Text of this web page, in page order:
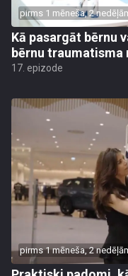
pirms 1 mēneša, 2
Kā pasargāt bērnu
bērnu traumatisma
17. epizode
pirms 1 mēneša, 2